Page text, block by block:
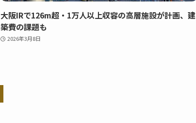
大阪IRで126m超・1万人以上収容の高層施設が計画、建
築費の課題も
2026年3月8日